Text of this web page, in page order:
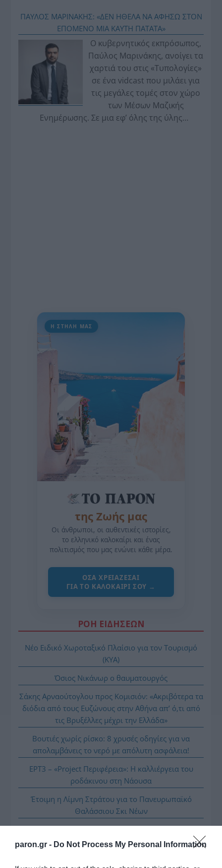
paron.gr - Do Not Process My Personal Information
ΠΑΥΛΟΣ ΜΑΡΙΝΑΚΗΣ: «ΔΕΝ ΗΘΕΛΑ ΝΑ ΑΦΗΣΩ ΣΤΟΝ
ΕΠΟΜΕΝΟ ΜΙΑ ΚΑΥΤΗ ΠΑΤΑΤΑ»
Ο κυβερνητικός εκπρόσωπος,
Παύλος Μαρινάκης, ανοίγει τα
χαρτιά του στις «Τυπολογίες»
σε ένα vidcast που μιλάει για
τις μεγάλες τομές στον χώρο
των Μέσων Μαζικής
Ενημέρωσης. Σε μια εφ’ όλης της ύλης
Η ΣΤΗΛΗ ΜΑΣ
της Ζωής μας
Οι άνθρωποι, οι αυθεντικές ιστορίες,
το ελληνικό καλοκαίρι και ένας
πολιτισμός που μας ενώνει κάθε μέρα.
ΌΣΑ ΧΡΕΙΆΖΕΣΑΙ
ΓΙΑ ΤΟ ΚΑΛΟΚΑΊΡΙ ΣΟΥ →
ΡΟΗ ΕΙΔΗΣΕΩΝ
Νέο Ειδικό Χωροταξικό Πλαίσιο για τον Τουρισμό
(ΚΥΑ)
Όσιος Νικάνωρ ο θαυματουργός
Σάκης Αρναούτογλου προς Κομισιόν: «Ακριβότερα τα
διόδια από τους Ευζώνους στην Αθήνα απ’ ό,τι από
τις Βρυξέλλες μέχρι την Ελλάδα»
Βουτιές χωρίς ρίσκο: 8 χρυσές οδηγίες για να
απολαμβάνεις το νερό με απόλυτη ασφάλεια!
ΕΡΤ3 – «Project Περιφέρεια»: Η καλλιέργεια του
ροδάκινου στη Νάουσα
Έτοιμη η Λίμνη Στράτου για το Πανευρωπαϊκό
Θαλάσσιου Σκι Νέων